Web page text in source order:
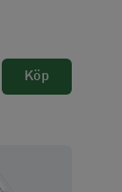
Köp